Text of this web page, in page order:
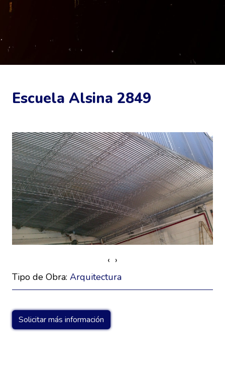
Escuela Alsina 2849
‹ ›
Tipo de Obra: Arquitectura
Solicitar más información